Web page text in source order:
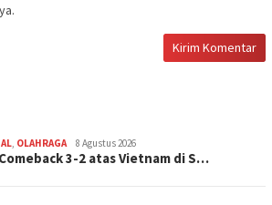
, OLAHRAGA 8 Agustus 2026
3-2 atas Vietnam di S…